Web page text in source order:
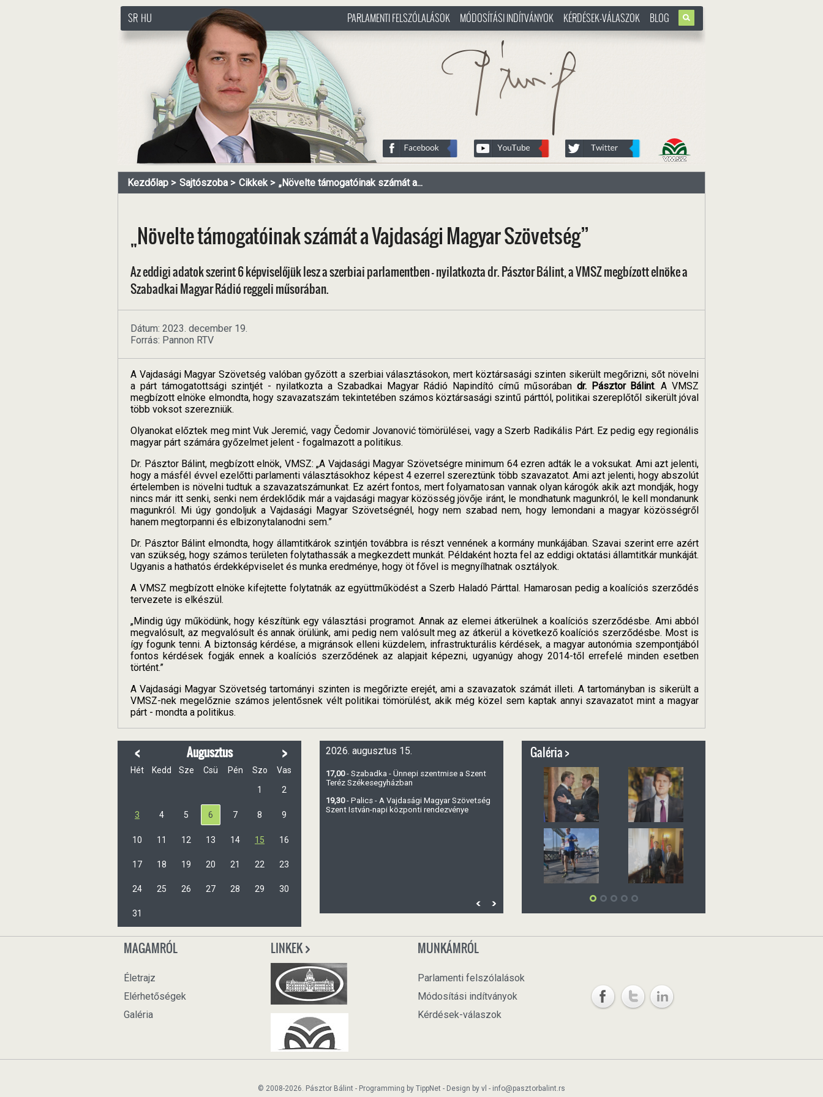
http://www.pasztorbalint.rs/hu
SR HU
http://www.pasztorbalint.rs/hu
PARLAMENTI FELSZÓLALÁSOK MÓDOSÍTÁSI INDÍTVÁNYOK KÉRDÉSEK-VÁLASZOK BLOG
Kezdőlap Sajtószoba Cikkek „Növelte támogatóinak számát a...
„Növelte támogatóinak számát a Vajdasági Magyar Szövetség”
Az eddigi adatok szerint 6 képviselőjük lesz a szerbiai parlamentben - nyilatkozta dr. Pásztor Bálint, a VMSZ megbízott elnöke a
Szabadkai Magyar Rádió reggeli műsorában.
Dátum: 2023. december 19.
Forrás: Pannon RTV
A Vajdasági Magyar Szövetség valóban győzött a szerbiai választásokon, mert köztársasági szinten sikerült megőrizni, sőt növelni
a párt támogatottsági szintjét - nyilatkozta a Szabadkai Magyar Rádió Napindító című műsorában dr. Pásztor Bálint. A VMSZ
megbízott elnöke elmondta, hogy szavazatszám tekintetében számos köztársasági szintű párttól, politikai szereplőtől sikerült jóval
több voksot szerezniük.
Olyanokat előztek meg mint Vuk Jeremić, vagy Čedomir Jovanović tömörülései, vagy a Szerb Radikális Párt. Ez pedig egy regionális
magyar párt számára győzelmet jelent - fogalmazott a politikus.
Dr. Pásztor Bálint, megbízott elnök, VMSZ: „A Vajdasági Magyar Szövetségre minimum 64 ezren adták le a voksukat. Ami azt jelenti,
hogy a másfél évvel ezelőtti parlamenti választásokhoz képest 4 ezerrel szereztünk több szavazatot. Ami azt jelenti, hogy abszolút
értelemben is növelni tudtuk a szavazatszámunkat. Ez azért fontos, mert folyamatosan vannak olyan károgók akik azt mondják, hogy
nincs már itt senki, senki nem érdeklődik már a vajdasági magyar közösség jövője iránt, le mondhatunk magunkról, le kell mondanunk
magunkról. Mi úgy gondoljuk a Vajdasági Magyar Szövetségnél, hogy nem szabad nem, hogy lemondani a magyar közösségről
hanem megtorpanni és elbizonytalanodni sem.”
Dr. Pásztor Bálint elmondta, hogy államtitkárok szintjén továbbra is részt vennének a kormány munkájában. Szavai szerint erre azért
van szükség, hogy számos területen folytathassák a megkezdett munkát. Példaként hozta fel az eddigi oktatási államtitkár munkáját.
Ugyanis a hathatós érdekképviselet és munka eredménye, hogy öt fővel is megnyílhatnak osztályok.
A VMSZ megbízott elnöke kifejtette folytatnák az együttműködést a Szerb Haladó Párttal. Hamarosan pedig a koalíciós szerződés
tervezete is elkészül.
„Mindig úgy működünk, hogy készítünk egy választási programot. Annak az elemei átkerülnek a koalíciós szerződésbe. Ami abból
megvalósult, az megvalósult és annak örülünk, ami pedig nem valósult meg az átkerül a következő koalíciós szerződésbe. Most is
így fogunk tenni. A biztonság kérdése, a migránsok elleni küzdelem, infrastrukturális kérdések, a magyar autonómia szempontjából
fontos kérdések fogják ennek a koalíciós szerződének az alapjait képezni, ugyanúgy ahogy 2014-től errefelé minden esetben
történt.”
A Vajdasági Magyar Szövetség tartományi szinten is megőrizte erejét, ami a szavazatok számát illeti. A tartományban is sikerült a
VMSZ-nek megelőznie számos jelentősnek vélt politikai tömörülést, akik még közel sem kaptak annyi szavazatot mint a magyar
párt - mondta a politikus.
< Augusztus >
Hét Kedd Sze Csü Pén Szo
Vas
1
2
3 4 5 6 7 8 9
10 11 12 13 14 15 16
17 18 19 20 21 22 23
24 25 26 27 28 29 30
31
2026. augusztus 15.
17,00- Szabadka - Ünnepi szentmise a Szent
Teréz Székesegyházban
19,30- Palics - A Vajdasági Magyar Szövetség
Szent István-napi központi rendezvénye
Galéria >
MAGAMRÓL
Életrajz
Elérhetőségek
Galéria
LINKEK MUNKÁMRÓL
Parlamenti felszólalások
Módosítási indítványok
Kérdések-válaszok
© 2008-2026. Pásztor Bálint - Programming by TippNet - Design by vl - info@pasztorbalint.rs